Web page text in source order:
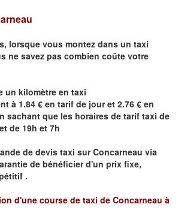
lorsque vous montez dans un taxi
ne savez pas combien coûte votre
un kilomètre en taxi
à 1.84 € en tarif de jour et 2.76 € en
sachant que les horaires de tarif taxi de
et de 19h et 7h
de devis taxi surConcarneau via
de bénéficierd'un prix fixe,
.
d'une course de taxi de Concarneau à